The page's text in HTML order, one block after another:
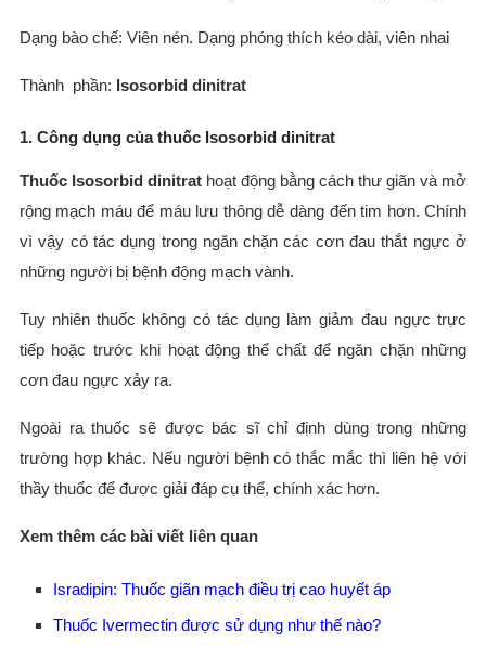
Dạng bào chế: Viên nén. Dạng phóng thích kéo dài, viên nhai
Thành phần: Isosorbid dinitrat
1. Công dụng của thuốc Isosorbid dinitrat
Thuốc Isosorbid dinitrathoạt động bằng cách thư giãn và mở
rộng mạch máu để máu lưu thông dễ dàng đến tim hơn. Chính
vì vậy có tác dụng trong ngăn chặn các cơn đau thắt ngực ở
những người bị bệnh động mạch vành.
Tuy nhiên thuốc không có tác dụng làm giảm đau ngực trực
tiếp hoặc trước khi hoạt động thể chất để ngăn chặn những
cơn đau ngực xảy ra.
Ngoài ra thuốc sẽ được bác sĩ chỉ định dùng trong những
trường hợp khác. Nếu người bệnh có thắc mắc thì liên hệ với
thầy thuốc để được giải đáp cụ thể, chính xác hơn.
Xem thêm các bài viết liên quan
Isradipin: Thuốc giãn mạch điều trị cao huyết áp
Thuốc Ivermectin được sử dụng như thế nào?